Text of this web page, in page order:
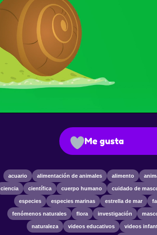
Me gusta
acuario alimentación de animales alimento
ciencia científica cuerpo humano cuidado de
especies especies marinas estrella de mar
fenómenos naturales flora investigación
naturaleza videos educativos videos